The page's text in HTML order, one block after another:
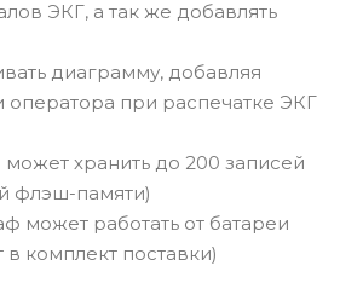
ЭКГ, а так же добавлять
диаграмму, добавляя
оператора при распечатке ЭКГ
может хранить до 200 записей
флэш-памяти)
может работать от батареи
в комплект поставки)